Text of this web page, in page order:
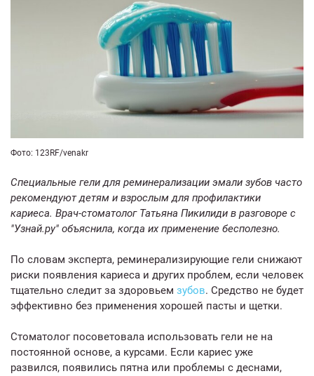
Фото: 123RF/venakr
Специальные гели для реминерализации эмали зубов часто
рекомендуют детям и взрослым для профилактики
кариеса. Врач-стоматолог Татьяна Пикилиди в разговоре с
"Узнай.ру" объяснила, когда их применение бесполезно.
По словам эксперта, реминерализирующие гели снижают
риски появления кариеса и других проблем, если человек
тщательно следит за здоровьем зубов. Средство не будет
эффективно без применения хорошей пасты и щетки.
Стоматолог посоветовала использовать гели не на
постоянной основе, а курсами. Если кариес уже
развился, появились пятна или проблемы с деснами,